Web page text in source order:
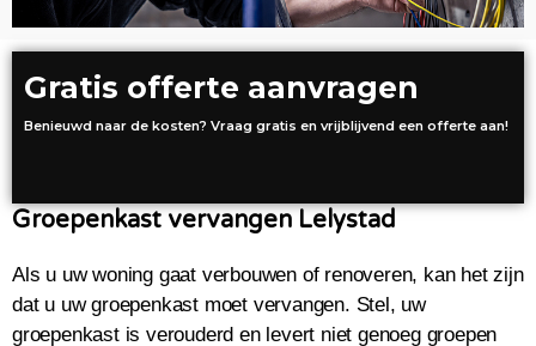
Gratis offerte aanvragen
Benieuwd naar de kosten? Vraag gratis en vrijblijvend een offerte aan!
Groepenkast vervangen Lelystad
Als u uw woning gaat verbouwen of renoveren, kan het zijn
dat u uw groepenkast moet vervangen. Stel, uw
groepenkast is verouderd en levert niet genoeg groepen